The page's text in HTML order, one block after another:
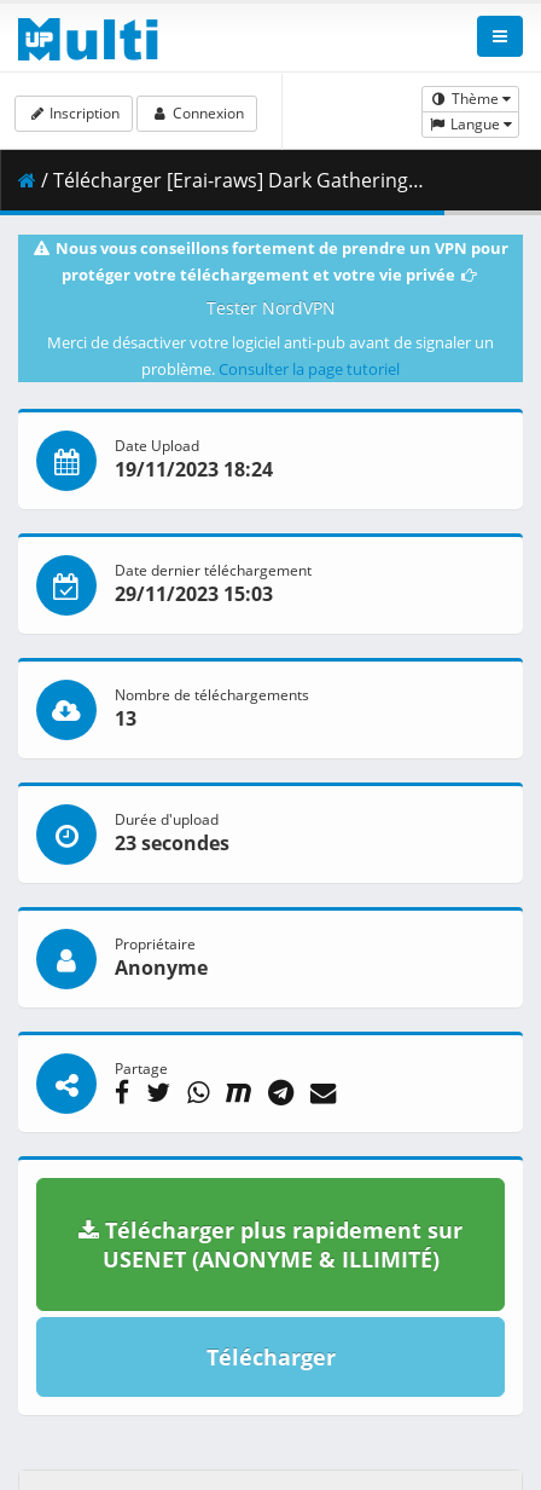
Thème
Langue
Inscription Connexion
/ Télécharger [Erai-raws] Dark Gathering - 20 [1080p][37D28B15].mkv.002 ( 304.36 MB )
Nous vous conseillons fortement de prendre un VPN pour
protéger votre téléchargement et votre vie privée
Tester NordVPN
Merci de désactiver votre logiciel anti-pub avant de signaler un
problème. Consulter la page tutoriel
Date Upload
19/11/2023 18:24
Date dernier téléchargement
29/11/2023 15:03
Nombre de téléchargements
13
Durée d'upload
23 secondes
Propriétaire
Anonyme
Partage
Télécharger plus rapidement sur
USENET (ANONYME & ILLIMITÉ)
Télécharger